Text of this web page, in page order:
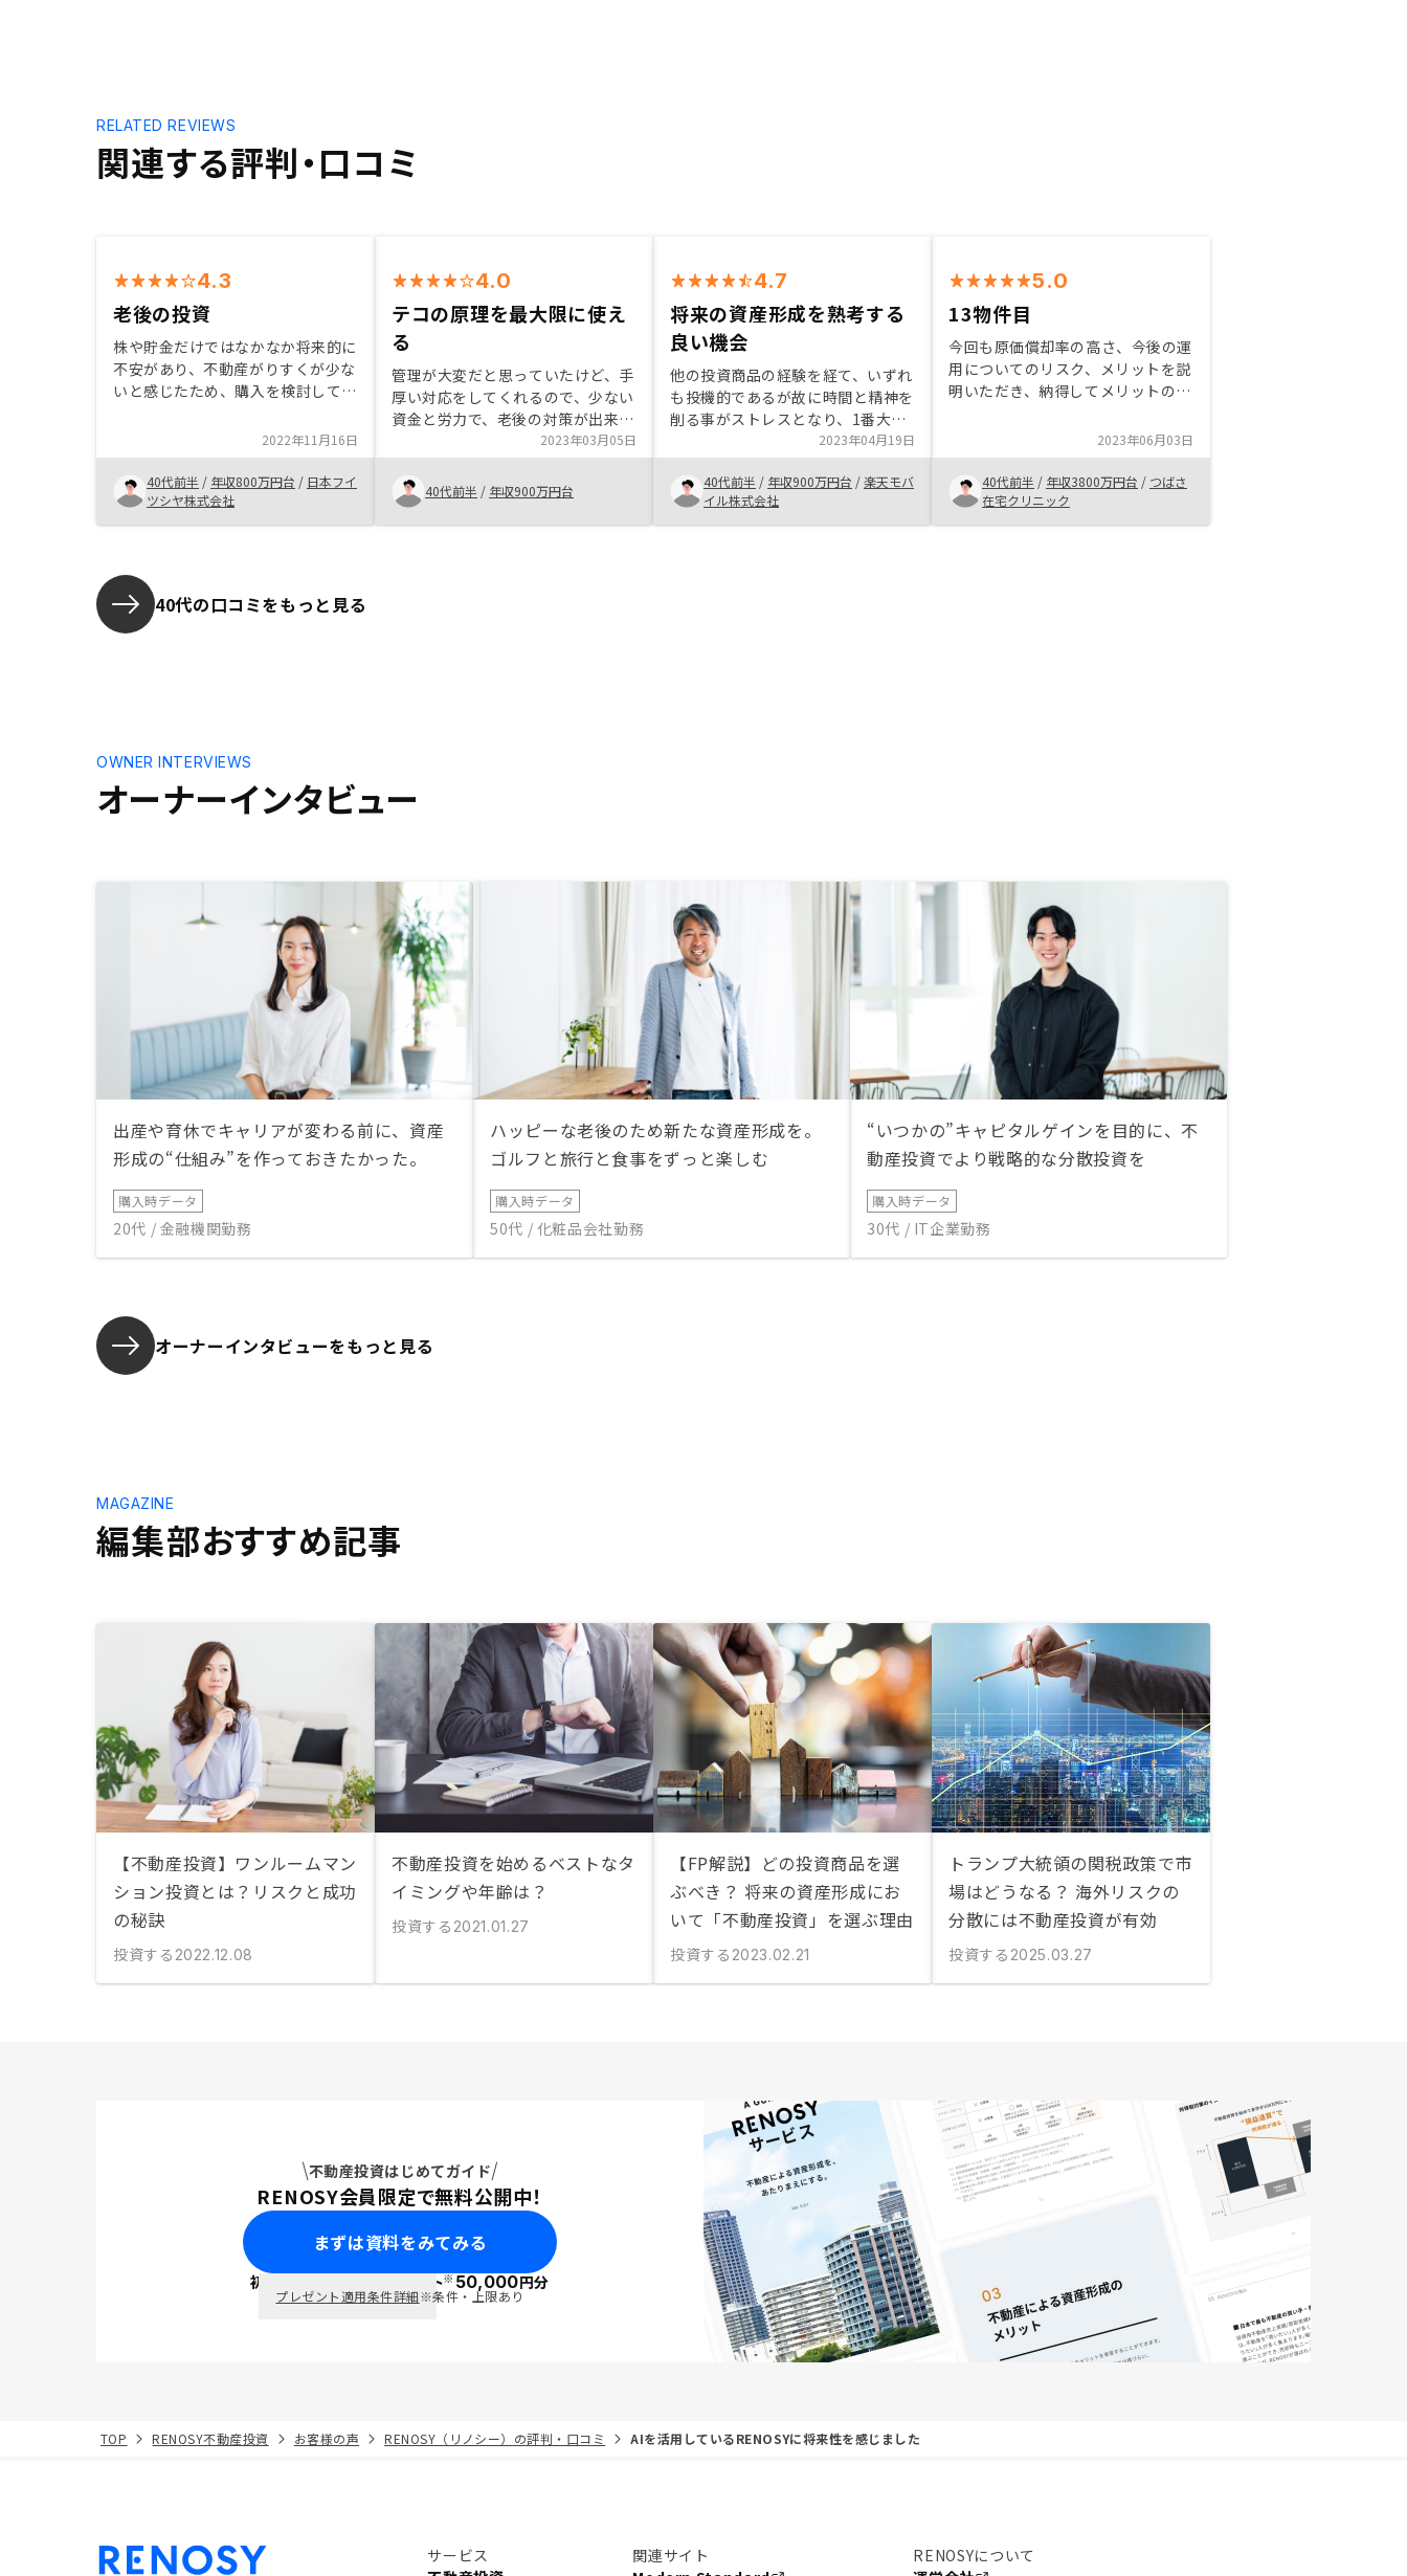
関連する評判・口コミ
RELATED REVIEWS
4.3
老後の投資
株や貯金だけではなかなか将来的に
不安があり、不動産がりすくが少な
いと感じたため、購入を検討してい
ともあり、検討していたため、購入
に至った。担当のかたは以前検討段
階からお付き合いのある方で説明が
わかりやすくよかった。
2022年11月16日
40代前半 / 年収800万円台 / 日本フイ
ツシヤ株式会社
4.0
テコの原理を最大限に使え
る
管理が大変だと思っていたけど、手
厚い対応をしてくれるので、少ない
資金と労力で、老後の対策が出来る
ことから、非常に魅力をかんじた。
また、これからのインフレ対策にも
活用できると思うので、知人にも是
非勧めたい
2023年03月05日
40代前半 / 年収900万円台
4.7
将来の資産形成を熟考する
良い機会
他の投資商品の経験を経て、いずれ
も投機的であるが故に時間と精神を
削る事がストレスとなり、1番大事
な『継続性』を追求する事が出来な
かったところ、不動産投資にいきつ
きました。過去に業界経験も少しあ
った事から、不動産投資への抵抗は
なかったものの、考え得るリスクな
2023年04月19日
40代前半 / 年収900万円台 /楽天モバ
イル株式会社
5.0
13物件目
今回も原価償却率の高さ、今後の運
用についてのリスク、メリットを説
明いただき、納得してメリットのほ
した。また、経費についてもいろい
ろ相談に乗っていただきました。今
後ともよろしくお願い致します。
2023年06月03日
40代前半 / 年収3800万円台 / つばさ
在宅クリニック
40代の口コミをもっと見る
オーナーインタビュー
OWNER INTERVIEWS
出産や育休でキャリアが変わる前に、資産
形成の“仕組み”を作っておきたかった。
購入時データ
20代 / 金融機関勤務
ハッピーな老後のため新たな資産形成を。
ゴルフと旅行と食事をずっと楽しむ
購入時データ
50代 / 化粧品会社勤務
“いつかの”キャピタルゲインを目的に、不
動産投資でより戦略的な分散投資を
購入時データ
30代 / IT企業勤務
オーナーインタビューをもっと見る
編集部おすすめ記事
MAGAZINE
【不動産投資】ワンルームマン
ション投資とは？リスクと成功
の秘訣
投資する 2022.12.08
不動産投資を始めるベストなタ
イミングや年齢は？
投資する 2021.01.27
【FP解説】どの投資商品を選
ぶべき？ 将来の資産形成にお
いて「不動産投資」を選ぶ理由
投資する 2023.02.21
トランプ大統領の関税政策で市
場はどうなる？ 海外リスクの
分散には不動産投資が有効
投資する 2025.03.27
不動産投資はじめてガイド
RENOSY会員限定で無料公開中！
まずは資料をみてみる
初回面談で ポイント※50,000円分
プレゼント適用条件詳細※条件・上限あり
TOP RENOSY不動産投資 お客様の声 RENOSY（リノシー）の評判・口コミ AIを活用しているRENOSYに将来性を感じました
サービス
関連サイト
RENOSYについて